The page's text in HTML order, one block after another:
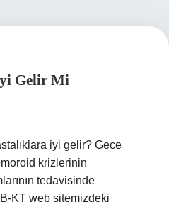
Gelir Mi
iyi gelir? Gece
krizlerinin
tedavisinde
KT web sitemizdeki